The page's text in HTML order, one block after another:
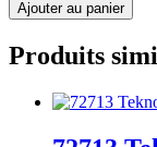
quantité
de
82458
Tekno
Ajouter au panier
Produits